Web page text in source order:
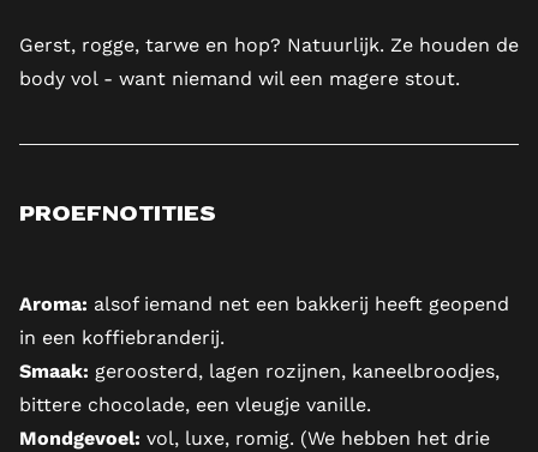
Gerst, rogge, tarwe en hop? Natuurlijk. Ze houden de
body vol - want niemand wil een magere stout.
Proefnotities
Aroma: alsof iemand net een bakkerij heeft geopend
in een koffiebranderij.
Smaak: geroosterd, lagen rozijnen, kaneelbroodjes,
bittere chocolade, een vleugje vanille.
Mondgevoel: vol, luxe, romig. (We hebben het drie